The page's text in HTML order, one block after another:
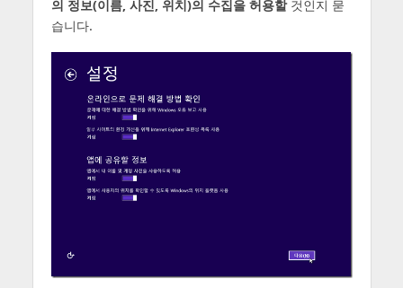
의 정보(이름, 사진, 위치)의 수집을 허용할것인지 묻
습니다.